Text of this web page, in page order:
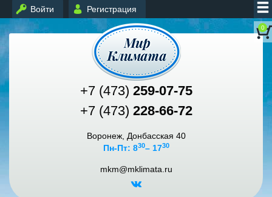
Войти Регистрация
0
+7 (473) 259-07-75
+7 (473) 228-66-72
Воронеж, Донбасская 40
Пн-Пт: 830– 1730
mkm@mklimata.ru